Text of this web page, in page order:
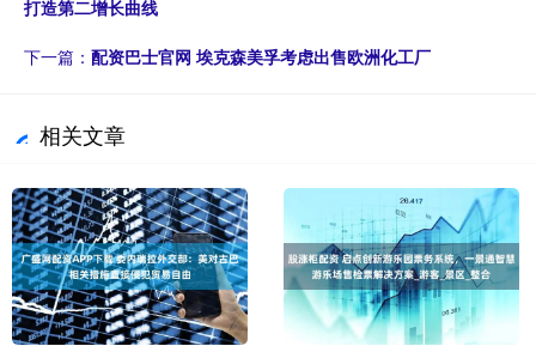
打造第二增长曲线
下一篇： 配资巴士官网 埃克森美孚考虑出售欧洲化工厂
相关文章